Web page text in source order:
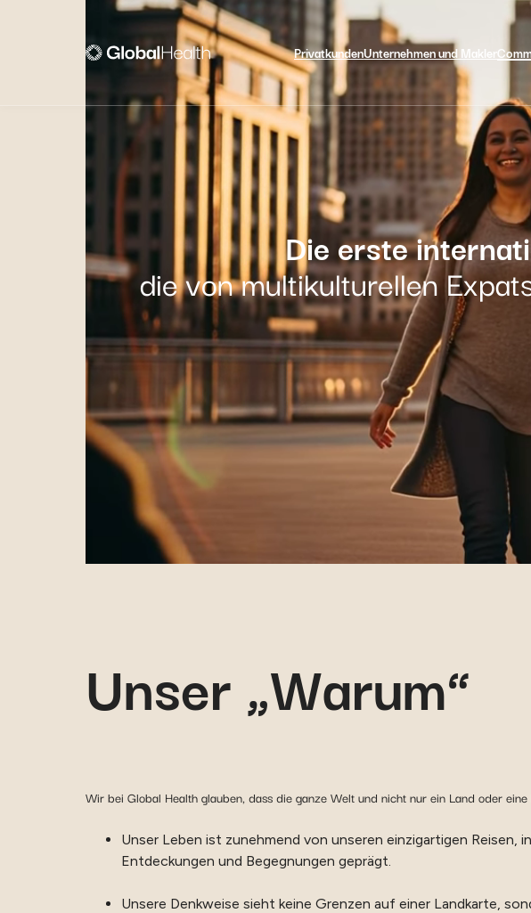
PrivatkundenUnternehmen und Makler
Die erste
die von multikulturellen
Unser „Warum“
Wir bei Global Health glauben, dass die ganze Welt und nicht nur ein Land oder
Unser Leben ist zunehmend von unseren einzigartigen Reisen,
Entdeckungen und Begegnungen geprägt.
Unsere Denkweise sieht keine Grenzen auf einer Landkarte,